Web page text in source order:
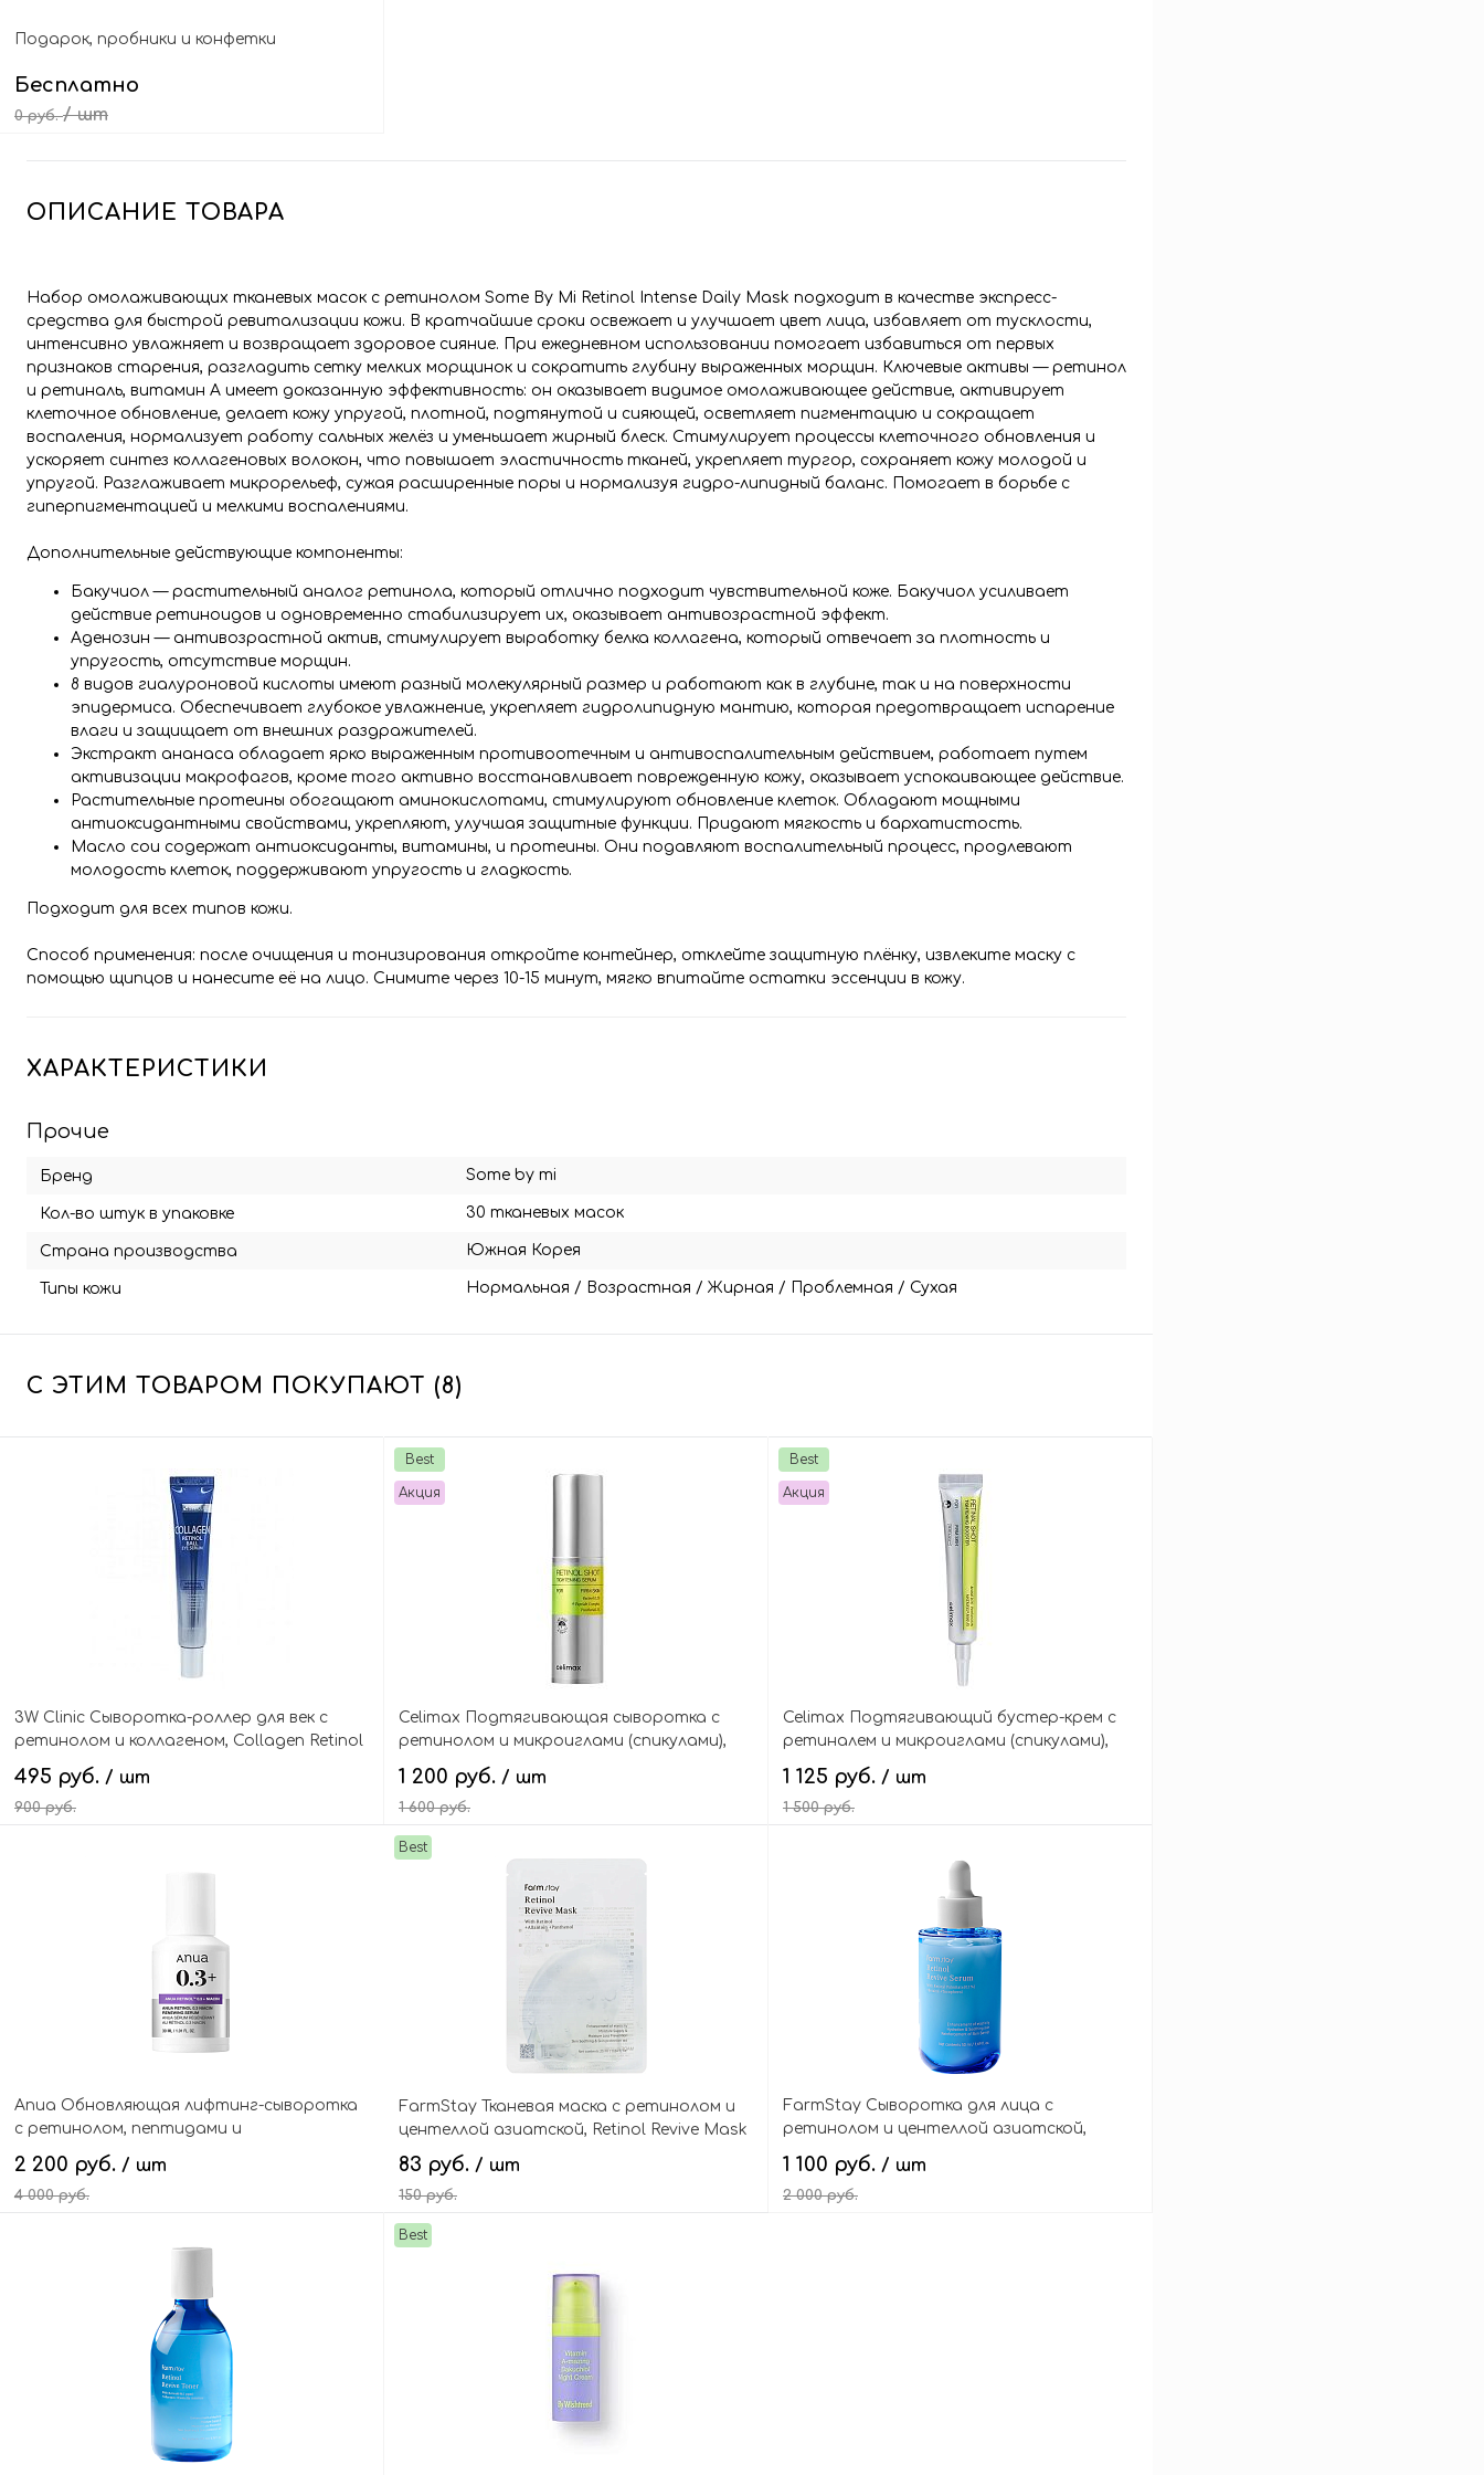
Подарок, пробники и конфетки
Бесплатно
0 руб./ шт
ОПИСАНИЕ ТОВАРА
Набор омолаживающих тканевых масок с ретинолом Some By Mi Retinol Intense Daily Mask подходит в качестве экспресс-
средства для быстрой ревитализации кожи. В кратчайшие сроки освежает и улучшает цвет лица, избавляет от тусклости,
интенсивно увлажняет и возвращает здоровое сияние. При ежедневном использовании помогает избавиться от первых
признаков старения, разгладить сетку мелких морщинок и сократить глубину выраженных морщин. Ключевые активы — ретинол
и ретиналь, витамин A имеет доказанную эффективность: он оказывает видимое омолаживающее действие, активирует
клеточное обновление, делает кожу упругой, плотной, подтянутой и сияющей, осветляет пигментацию и сокращает
воспаления, нормализует работу сальных желёз и уменьшает жирный блеск. Стимулирует процессы клеточного обновления и
ускоряет синтез коллагеновых волокон, что повышает эластичность тканей, укрепляет тургор, сохраняет кожу молодой и
упругой. Разглаживает микрорельеф, сужая расширенные поры и нормализуя гидро-липидный баланс. Помогает в борьбе с
гиперпигментацией и мелкими воспалениями.
Дополнительные действующие компоненты:
Бакучиол — растительный аналог ретинола, который отлично подходит чувствительной коже. Бакучиол усиливает
действие ретиноидов и одновременно стабилизирует их, оказывает антивозрастной эффект.
Аденозин — антивозрастной актив, стимулирует выработку белка коллагена, который отвечает за плотность и
упругость, отсутствие морщин.
8 видов гиалуроновой кислоты имеют разный молекулярный размер и работают как в глубине, так и на поверхности
эпидермиса. Обеспечивает глубокое увлажнение, укрепляет гидролипидную мантию, которая предотвращает испарение
влаги и защищает от внешних раздражителей.
Экстракт ананаса обладает ярко выраженным противоотечным и антивоспалительным действием, работает путем
активизации макрофагов, кроме того активно восстанавливает поврежденную кожу, оказывает успокаивающее действие.
Растительные протеины обогащают аминокислотами, стимулируют обновление клеток. Обладают мощными
антиоксидантными свойствами, укрепляют, улучшая защитные функции. Придают мягкость и бархатистость.
Масло сои содержат антиоксиданты, витамины, и протеины. Они подавляют воспалительный процесс, продлевают
молодость клеток, поддерживают упругость и гладкость.
Подходит для всех типов кожи.
Способ применения: после очищения и тонизирования откройте контейнер, отклейте защитную плёнку, извлеките маску с
помощью щипцов и нанесите её на лицо. Снимите через 10-15 минут, мягко впитайте остатки эссенции в кожу.
ХАРАКТЕРИСТИКИ
Прочие
Бренд Some by mi
Кол-во штук в упаковке 30 тканевых масок
Страна производства Южная Корея
Типы кожи Нормальная / Возрастная / Жирная / Проблемная / Сухая
С ЭТИМ ТОВАРОМ ПОКУПАЮТ (8)
3W Clinic Сыворотка-роллер для век с
ретинолом и коллагеном, Collagen Retinol
Ball Eye Serum
495 руб. / шт
900 руб.
В корзину
Best
Акция
Celimax Подтягивающая сыворотка с
ретинолом и микроиглами (спикулами),
The Vita-A Retinol Shot Tightening Serum
1 200 руб. / шт
1 600 руб.
Best
Акция
Celimax Подтягивающий бустер-крем с
ретиналем и микроиглами (спикулами),
The Vita-A Retinal Shot Tightening Booster
1 125 руб. / шт
1 500 руб.
В корзину
Anua Обновляющая лифтинг-сыворотка
с ретинолом, пептидами и
ниацинамидом, Nano Retinol 0,3% + Niacin
Renewing Serum
2 200 руб. / шт
4 000 руб.
В корзину
Best
FarmStay Тканевая маска с ретинолом и
центеллой азиатской, Retinol Revive Mask
83 руб. / шт
150 руб.
FarmStay Сыворотка для лица с
ретинолом и центеллой азиатской,
Retinol Revive Serum
1 100 руб. / шт
2 000 руб.
Best